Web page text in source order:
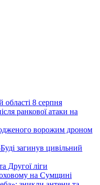
області 8 серпня
ранкової атаки на
ворожим дроном
загинув цивільний
Другої ліги
на Сумщині